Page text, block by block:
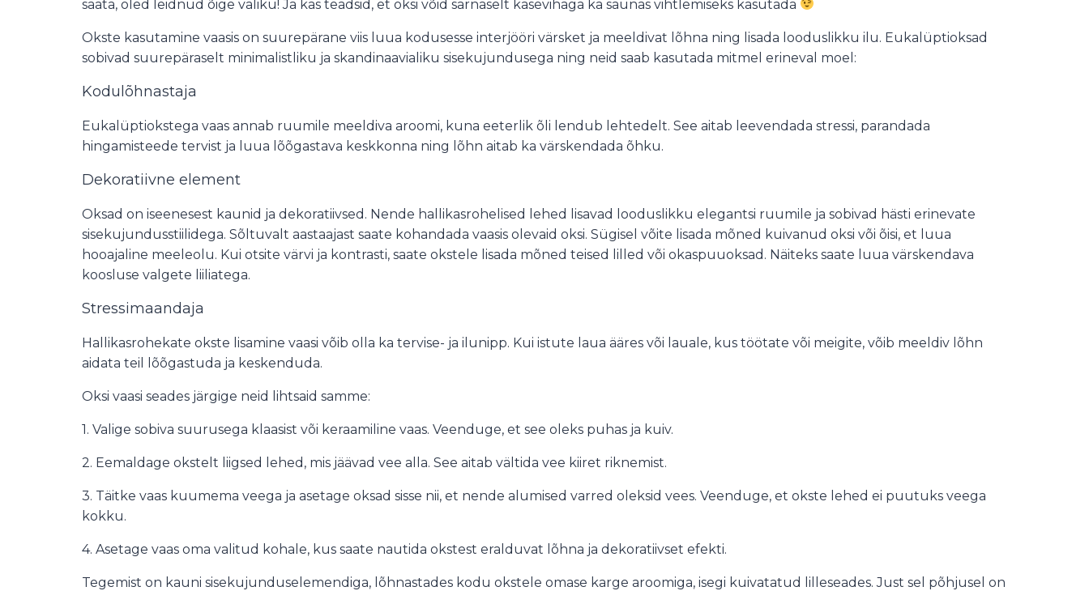
saata, oled leidnud õige valiku! Ja kas teadsid, et oksi võid sarnaselt kasevihaga ka saunas vihtlemiseks kasutada
Okste kasutamine vaasis on suurepärane viis luua kodusesse interjööri värsket ja meeldivat lõhna ning lisada looduslikku ilu. Eukalüptioksad
sobivad suurepäraselt minimalistliku ja skandinaavialiku sisekujundusega ning neid saab kasutada mitmel erineval moel:
Kodulõhnastaja
Eukalüptiokstega vaas annab ruumile meeldiva aroomi, kuna eeterlik õli lendub lehtedelt. See aitab leevendada stressi, parandada
hingamisteede tervist ja luua lõõgastava keskkonna ning lõhn aitab ka värskendada õhku.
Dekoratiivne element
Oksad on iseenesest kaunid ja dekoratiivsed. Nende hallikasrohelised lehed lisavad looduslikku elegantsi ruumile ja sobivad hästi erinevate
sisekujundusstiilidega. Sõltuvalt aastaajast saate kohandada vaasis olevaid oksi. Sügisel võite lisada mõned kuivanud oksi või õisi, et luua
hooajaline meeleolu. Kui otsite värvi ja kontrasti, saate okstele lisada mõned teised lilled või okaspuuoksad. Näiteks saate luua värskendava
koosluse valgete liiliatega.
Stressimaandaja
Hallikasrohekate okste lisamine vaasi võib olla ka tervise- ja ilunipp. Kui istute laua ääres või lauale, kus töötate või meigite, võib meeldiv lõhn
aidata teil lõõgastuda ja keskenduda.
Oksi vaasi seades järgige neid lihtsaid samme:
1. Valige sobiva suurusega klaasist või keraamiline vaas. Veenduge, et see oleks puhas ja kuiv.
2. Eemaldage okstelt liigsed lehed, mis jäävad vee alla. See aitab vältida vee kiiret riknemist.
3. Täitke vaas kuumema veega ja asetage oksad sisse nii, et nende alumised varred oleksid vees. Veenduge, et okste lehed ei puutuks veega
kokku.
4. Asetage vaas oma valitud kohale, kus saate nautida okstest eralduvat lõhna ja dekoratiivset efekti.
Tegemist on kauni sisekujunduselemendiga, lõhnastades kodu okstele omase karge aroomiga, isegi kuivatatud lilleseades. Just sel põhjusel on